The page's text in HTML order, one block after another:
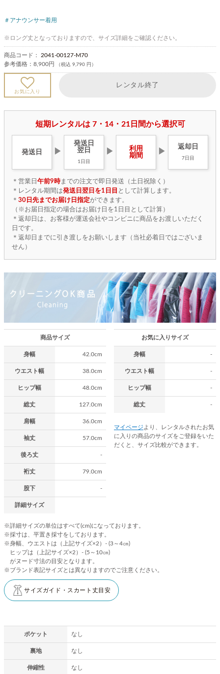
＃アナウンサー着用
※ロング丈となっておりますので、サイズ詳細をご確認ください。
商品コード： 2041-00127-M70
参考価格： 8,900円 （税込 9,790 円）
お気に入り
レンタル終了
短期レンタルは 7・14・21日間から選択可
発送日 ▶
発送日
翌日
1日目
▶
利用
期間
▶
返却日
7日目
＊営業日 午前9時までの注文で即日発送（土日祝除く）
＊レンタル期間は発送日翌日を1日目 として計算します。
＊ 30日先までお届け日指定ができます。
（※お届日指定の場合はお届け日を1日目として計算）
＊返却日は、お客様が運送会社やコンビニに商品をお渡しいただく
日です。
＊返却日までに引き渡しをお願いします（当社必着日ではございま
せん）
商品サイズ
身幅 42.0cm
ウエスト幅 38.0cm
ヒップ幅 48.0cm
総丈 127.0cm
肩幅 36.0cm
袖丈 57.0cm
後ろ丈 -
裄丈 79.0cm
股下 -
詳細サイズ
お気に入りサイズ
身幅 -
ウエスト幅 -
ヒップ幅 -
総丈 -
マイページ より、レンタルされたお気
に入りの商品のサイズをご登録をいた
だくと、サイズ比較ができます。
※詳細サイズの単位はすべて(cm)になっております。
※採寸は、平置き採寸をしております。
※身幅、ウエストは（上記サイズ×2）- (3～4㎝)
ヒップは（上記サイズ×2）- (5～10㎝)
がヌード寸法の目安となります。
※ブランド表記サイズとは異なりますのでご注意ください。
サイズガイド・スカート丈目安
ポケット なし
裏地 なし
伸縮性 なし